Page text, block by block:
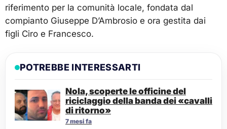
riferimento per la comunità locale, fondata dal
compianto Giuseppe D’Ambrosio e ora gestita dai
figli Ciro e Francesco.
POTREBBE INTERESSARTI
Nola, scoperte le officine del
riciclaggio della banda dei «cavalli
di ritorno»
7 mesi fa